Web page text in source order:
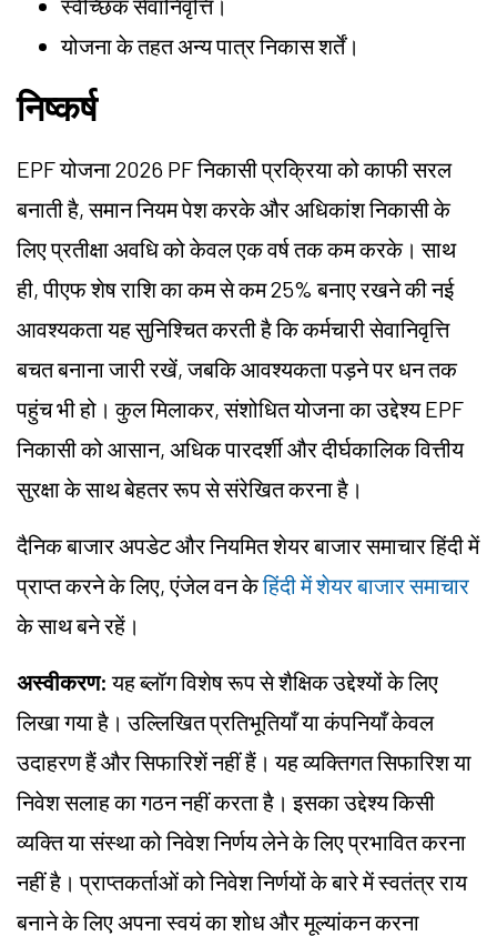
योजना के तहत अन्य पात्र निकास शर्तें।
निष्कर्ष
EPF योजना 2026 PF निकासी प्रक्रिया को काफी सरल
बनाती है, समान नियम पेश करके और अधिकांश निकासी के
लिए प्रतीक्षा अवधि को केवल एक वर्ष तक कम करके। साथ
ही, पीएफ शेष राशि का कम से कम 25% बनाए रखने की नई
आवश्यकता यह सुनिश्चित करती है कि कर्मचारी सेवानिवृत्ति
बचत बनाना जारी रखें, जबकि आवश्यकता पड़ने पर धन तक
पहुंच भी हो। कुल मिलाकर, संशोधित योजना का उद्देश्य EPF
निकासी को आसान, अधिक पारदर्शी और दीर्घकालिक वित्तीय
सुरक्षा के साथ बेहतर रूप से संरेखित करना है।
दैनिक बाजार अपडेट और नियमित शेयर बाजार समाचार हिंदी में
प्राप्त करने के लिए, एंजेल वन केहिंदी में शेयर बाजार समाचार
के साथ बने रहें।
अस्वीकरण: यह ब्लॉग विशेष रूप से शैक्षिक उद्देश्यों के लिए
लिखा गया है। उल्लिखित प्रतिभूतियाँ या कंपनियाँ केवल
उदाहरण हैं और सिफारिशें नहीं हैं। यह व्यक्तिगत सिफारिश या
निवेश सलाह का गठन नहीं करता है। इसका उद्देश्य किसी
व्यक्ति या संस्था को निवेश निर्णय लेने के लिए प्रभावित करना
नहीं है। प्राप्तकर्ताओं को निवेश निर्णयों के बारे में स्वतंत्र राय
बनाने के लिए अपना स्वयं का शोध और मूल्यांकन करना